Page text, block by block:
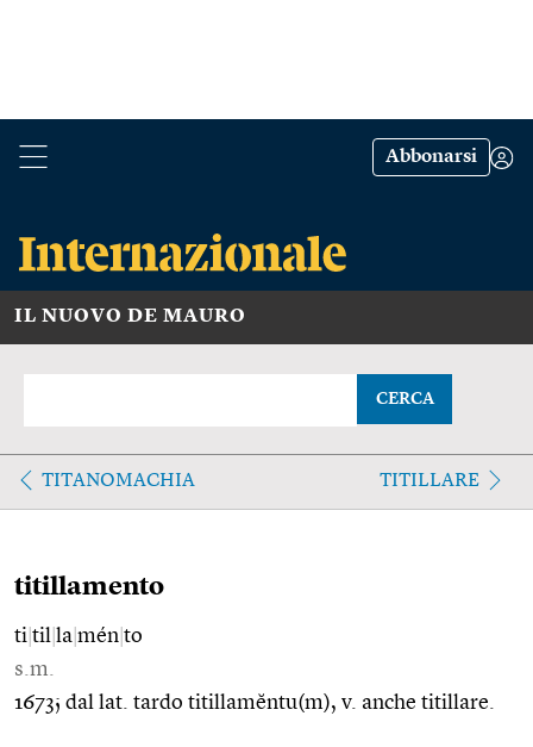
Abbonarsi
IL NUOVO DE MAURO
CERCA
TITANOMACHIA TITILLARE
titillamento
ti til la mén to
s.m.
1673; dal lat. tardo titillamĕntu(m), v. anche titillare.